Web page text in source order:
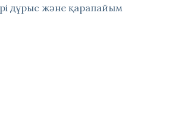
дұрыс және қарапайым